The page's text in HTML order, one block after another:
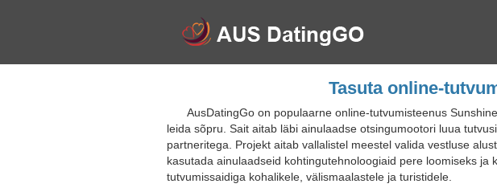
Tasuta online-
AusDatingGo on populaarne online-tutvumisteenus
leida sõpru. Sait aitab läbi ainulaadse otsingumootori luua
partneritega. Projekt aitab vallalistel meestel valida vestluse
kasutada ainulaadseid kohtingutehnoloogiaid pere loomiseks
tutvumissaidiga kohalikele, välismaalastele ja turistidele.